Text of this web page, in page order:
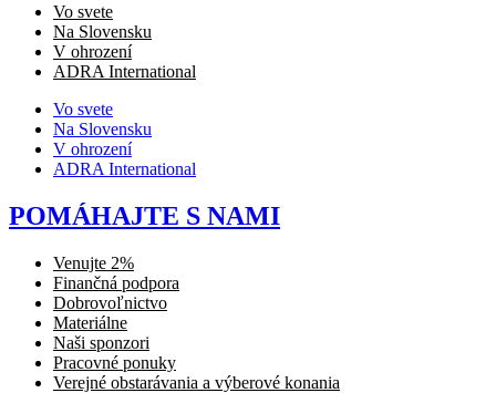
Vo svete
Na Slovensku
V ohrození
ADRA International
Vo svete
Na Slovensku
V ohrození
ADRA International
POMÁHAJTE S NAMI
Venujte 2%
Finančná podpora
Dobrovoľnictvo
Materiálne
Naši sponzori
Pracovné ponuky
Verejné obstarávania a výberové konania